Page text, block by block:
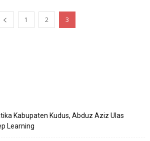
1 2 3
Kabupaten Kudus, Abduz Aziz Ulas
Learning